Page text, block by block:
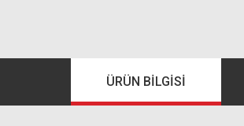
ÜRÜN BILGISI